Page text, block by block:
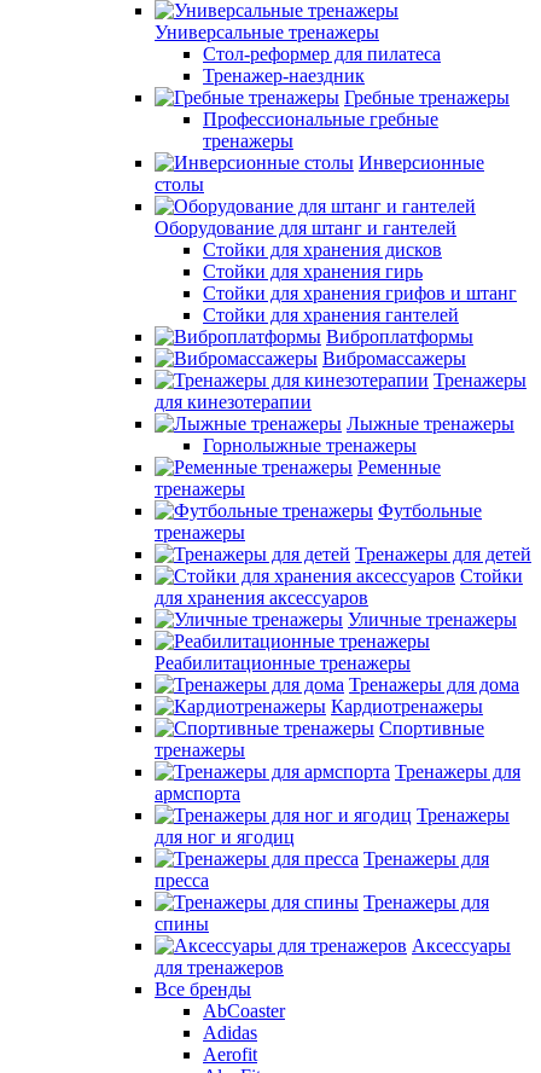
Универсальные тренажеры
Стол-реформер для пилатеса
Тренажер-наездник
Гребные тренажеры
Профессиональные гребные
тренажеры
Инверсионные
столы
Оборудование для штанг и гантелей
Стойки для хранения дисков
Стойки для хранения гирь
Стойки для хранения грифов и штанг
Стойки для хранения гантелей
Виброплатформы
Вибромассажеры
Тренажеры
для кинезотерапии
Лыжные тренажеры
Горнолыжные тренажеры
Ременные
тренажеры
Футбольные
тренажеры
Тренажеры для детей
Стойки
для хранения аксессуаров
Уличные тренажеры
Реабилитационные тренажеры
Тренажеры для дома
Кардиотренажеры
Спортивные
тренажеры
Тренажеры для
армспорта
Тренажеры
для ног и ягодиц
Тренажеры для
пресса
Тренажеры для
спины
Аксессуары
для тренажеров
Все бренды
AbCoaster
Adidas
Aerofit